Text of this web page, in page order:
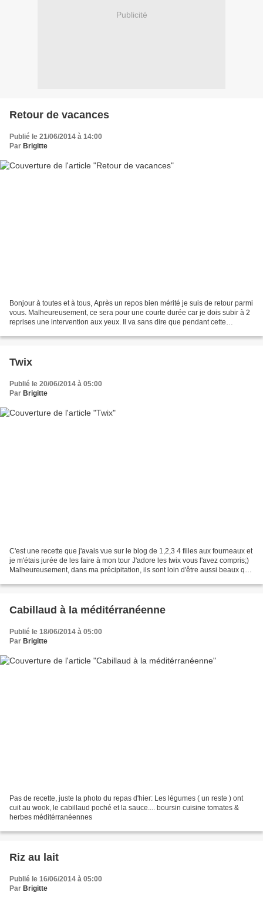
Publicité
Retour de vacances
Publié le 21/06/2014 à 14:00
Par Brigitte
Bonjour à toutes et à tous, Après un repos bien mérité je suis de retour parmi
vous. Malheureusement, ce sera pour une courte durée car je dois subir à 2
reprises une intervention aux yeux. Il va sans dire que pendant cette
Twix
Publié le 20/06/2014 à 05:00
Par Brigitte
C'est une recette que j'avais vue sur le blog de 1,2,3 4 filles aux fourneaux et
je m'étais jurée de les faire à mon tour J'adore les twix vous l'avez compris;)
Malheureusement, dans ma précipitation, ils sont loin d'être aussi beaux que
Cabillaud à la méditérranéenne
Publié le 18/06/2014 à 05:00
Par Brigitte
Pas de recette, juste la photo du repas d'hier: Les légumes ( un reste ) ont
cuit au wook, le cabillaud poché et la sauce.... boursin cuisine tomates &
herbes méditérranéennes
Riz au lait
Publié le 16/06/2014 à 05:00
Par Brigitte